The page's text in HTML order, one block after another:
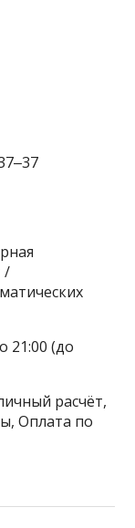
/
21:00 (до
расчёт,
Оплата по